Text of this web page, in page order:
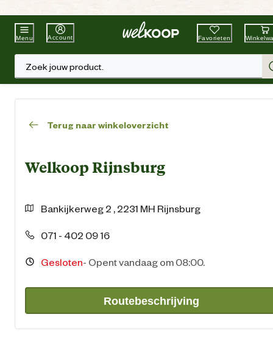
Beste WinkelketenTuin & Dier
Menu Account Favorieten
Zoek jouw product.
Terug naar winkeloverzicht
Welkoop Rijnsburg
Bankijkerweg 2 , 2231 MH Rijnsburg
071 - 402 09 16
Gesloten- Opent vandaag om 08:00.
Routebeschrijving